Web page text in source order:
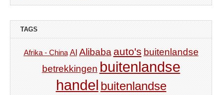
TAGS
Afrika - China AI Alibaba auto's buitenlandse
betrekkingen buitenlandse
handel buitenlandse